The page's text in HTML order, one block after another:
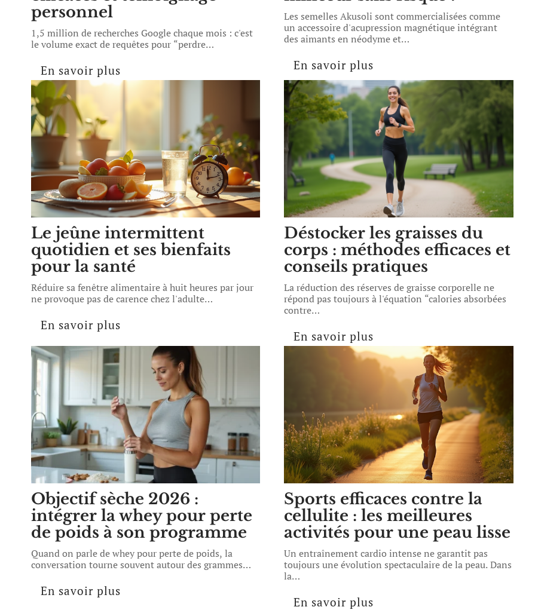
personnel
1,5 million de recherches Google chaque mois : c'est
le volume exact de requêtes pour “perdre…
En savoir plus
Les semelles Akusoli sont commercialisées comme
un accessoire d'acupression magnétique intégrant
des aimants en néodyme et…
En savoir plus
Le jeûne intermittent
quotidien et ses bienfaits
pour la santé
Réduire sa fenêtre alimentaire à huit heures par jour
ne provoque pas de carence chez l'adulte…
En savoir plus
Déstocker les graisses du
corps : méthodes efficaces et
conseils pratiques
La réduction des réserves de graisse corporelle ne
répond pas toujours à l'équation “calories absorbées
contre…
En savoir plus
Objectif sèche 2026 :
intégrer la whey pour perte
de poids à son programme
Quand on parle de whey pour perte de poids, la
conversation tourne souvent autour des grammes…
En savoir plus
Sports efficaces contre la
cellulite : les meilleures
activités pour une peau lisse
Un entraînement cardio intense ne garantit pas
toujours une évolution spectaculaire de la peau. Dans
la…
En savoir plus